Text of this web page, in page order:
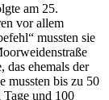
am 25.
vor allem
mussten sie
das ehemals der
mussten bis zu 50
und 100